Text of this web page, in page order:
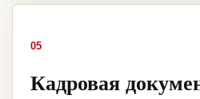
05
Кадровая